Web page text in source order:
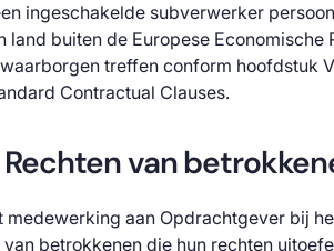
ingeschakelde subverwerker
land buiten de Europese Economische
treffen conform hoofdstuk
Contractual Clauses.
van
medewerking aan Opdrachtgever bij
betrokkenen die hun rechten